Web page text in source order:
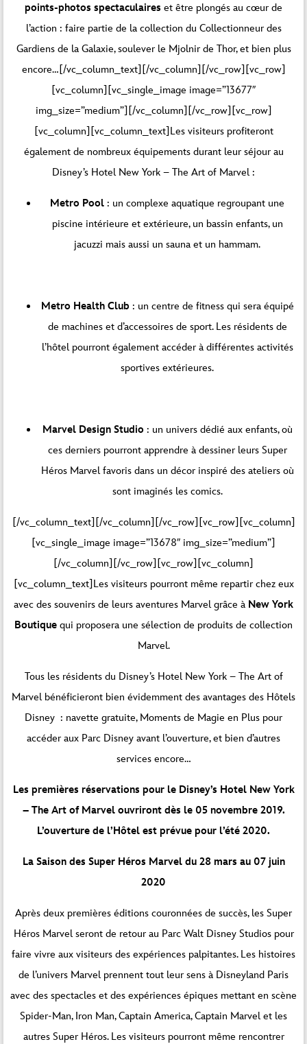
points-photos spectaculaires et être plongés au cœur de
l’action : faire partie de la collection du Collectionneur des
Gardiens de la Galaxie, soulever le Mjolnir de Thor, et bien plus
encore…[/vc_column_text][/vc_column][/vc_row][vc_row]
[vc_column][vc_single_image image=”13677″
img_size=”medium”][/vc_column][/vc_row][vc_row]
[vc_column][vc_column_text]Les visiteurs profiteront
également de nombreux équipements durant leur séjour au
Disney’s Hotel New York – The Art of Marvel :
Metro Pool : un complexe aquatique regroupant une
piscine intérieure et extérieure, un bassin enfants, un
jacuzzi mais aussi un sauna et un hammam.
Metro Health Club : un centre de fitness qui sera équipé
de machines et d’accessoires de sport. Les résidents de
l’hôtel pourront également accéder à différentes activités
sportives extérieures.
Marvel Design Studio : un univers dédié aux enfants, où
ces derniers pourront apprendre à dessiner leurs Super
Héros Marvel favoris dans un décor inspiré des ateliers où
sont imaginés les comics.
[/vc_column_text][/vc_column][/vc_row][vc_row][vc_column]
[vc_single_image image=”13678″ img_size=”medium”]
[/vc_column][/vc_row][vc_row][vc_column]
[vc_column_text]Les visiteurs pourront même repartir chez eux
avec des souvenirs de leurs aventures Marvel grâce à New York
Boutique qui proposera une sélection de produits de collection
Marvel.
Tous les résidents du Disney’s Hotel New York – The Art of
Marvel bénéficieront bien évidemment des avantages des Hôtels
Disney : navette gratuite, Moments de Magie en Plus pour
accéder aux Parc Disney avant l’ouverture, et bien d’autres
services encore…
Les premières réservations pour le Disney’s Hotel New York
– The Art of Marvel ouvriront dès le 05 novembre 2019.
L’ouverture de l’Hôtel est prévue pour l’été 2020.
La Saison des Super Héros Marvel du 28 mars au 07 juin
2020
Après deux premières éditions couronnées de succès, les Super
Héros Marvel seront de retour au Parc Walt Disney Studios pour
faire vivre aux visiteurs des expériences palpitantes. Les histoires
de l’univers Marvel prennent tout leur sens à Disneyland Paris
avec des spectacles et des expériences épiques mettant en scène
Spider-Man, Iron Man, Captain America, Captain Marvel et les
autres Super Héros. Les visiteurs pourront même rencontrer